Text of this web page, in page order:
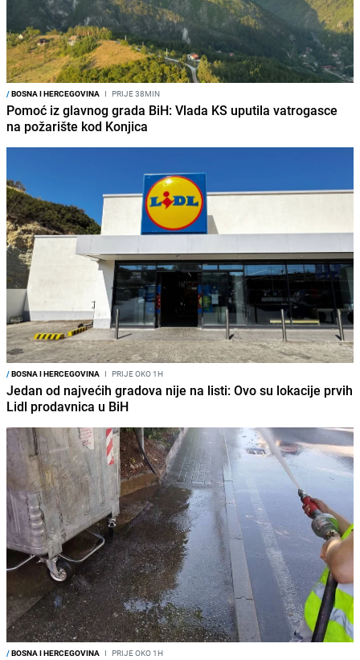
/BOSNA I HERCEGOVINA I PRIJE 38MIN
Pomoć iz glavnog grada BiH: Vlada KS uputila vatrogasce
na požarište kod Konjica
/BOSNA I HERCEGOVINA I PRIJE OKO 1H
Jedan od najvećih gradova nije na listi: Ovo su lokacije prvih
Lidl prodavnica u BiH
/BOSNA I HERCEGOVINA I PRIJE OKO 1H